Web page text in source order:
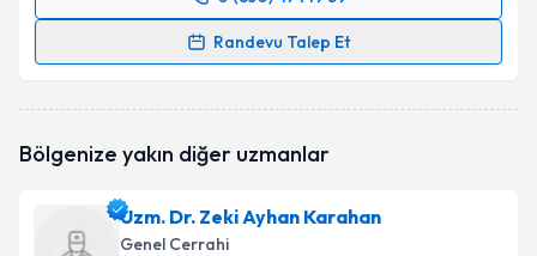
Randevu Talep Et
Randevu Takvimi Talebi
talebi oluşturun. Size bu uzmandan randevu almanız
bilgilendireceğiz.
E-posta Adresiniz
Bölgenize yakın diğer uzmanlar
Uzm. Dr. Zeki Ayhan Karahan
Genel Cerrahi